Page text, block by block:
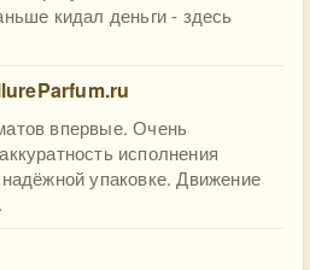
кидал деньги - здесь
впервые. Очень
исполнения
упаковке. Движение